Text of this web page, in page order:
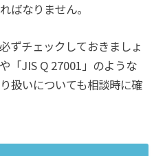
ばなりません。
ずチェックしておきましょ
「JIS Q 27001」のような
扱いについても相談時に確